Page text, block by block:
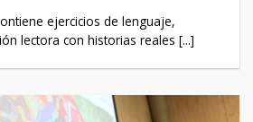
ejercicios de lenguaje,
lectora con historias reales [...]